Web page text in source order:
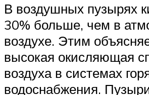
В воздушных пузырях
30% больше, чем в
воздухе. Этим
высокая окисляющая
воздуха в системах
водоснабжения.